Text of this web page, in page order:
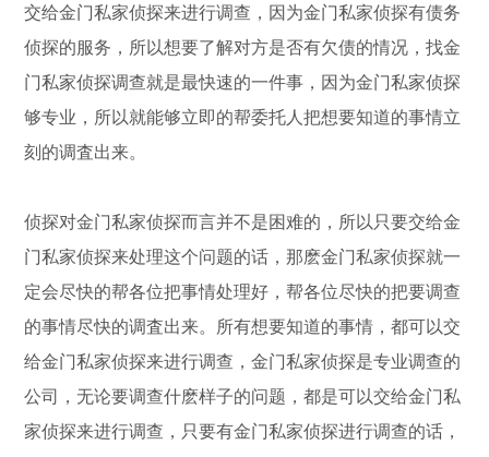
交给金门私家侦探来进行调查，因为金门私家侦探有债务
侦探的服务，所以想要了解对方是否有欠债的情况，找金
门私家侦探调查就是最快速的一件事，因为金门私家侦探
够专业，所以就能够立即的帮委托人把想要知道的事情立
刻的调査出来。
侦探对金门私家侦探而言并不是困难的，所以只要交给金
门私家侦探来处理这个问题的话，那麽金门私家侦探就一
定会尽快的帮各位把事情处理好，帮各位尽快的把要调查
的事情尽快的调査出来。所有想要知道的事情，都可以交
给金门私家侦探来进行调查，金门私家侦探是专业调查的
公司，无论要调查什麽样子的问题，都是可以交给金门私
家侦探来进行调查，只要有金门私家侦探进行调查的话，